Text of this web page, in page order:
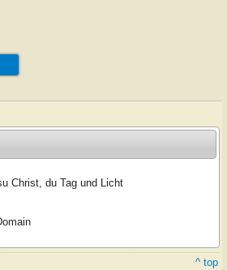
Christ, du Tag und Licht
^ top